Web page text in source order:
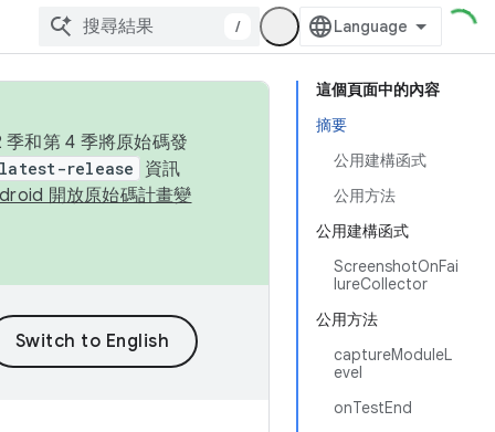
/
這個頁面中的內容
摘要
公用建構函式
公用方法
公用建構函式
ScreenshotOnFai
lureCollector
公用方法
captureModuleL
evel
onTestEnd
和第 4 季將原始碼發
release
資訊
開放原始碼計畫變